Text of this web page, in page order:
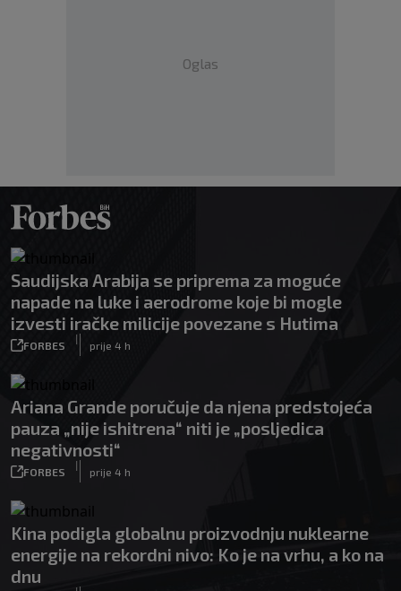
Oglas
Saudijska Arabija se priprema za moguće
napade na luke i aerodrome koje bi mogle
izvesti iračke milicije povezane s Hutima
FORBES
|
prije 4 h
Ariana Grande poručuje da njena predstojeća
pauza „nije ishitrena“ niti je „posljedica
negativnosti“
FORBES
|
prije 4 h
Kina podigla globalnu proizvodnju nuklearne
energije na rekordni nivo: Ko je na vrhu, a ko na
dnu